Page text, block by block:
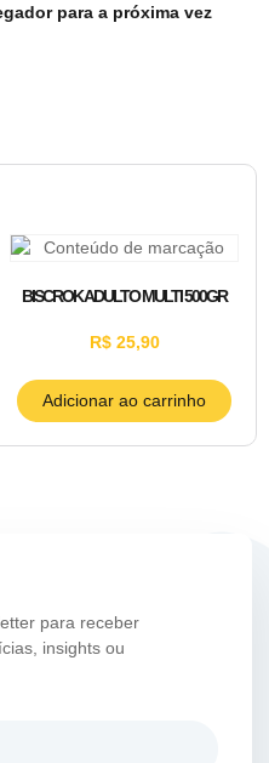
BISCROK ADULTO MULTI 500GR
R$25,90
Adicionar ao carrinho
para a próxima vez
para receber
insights ou